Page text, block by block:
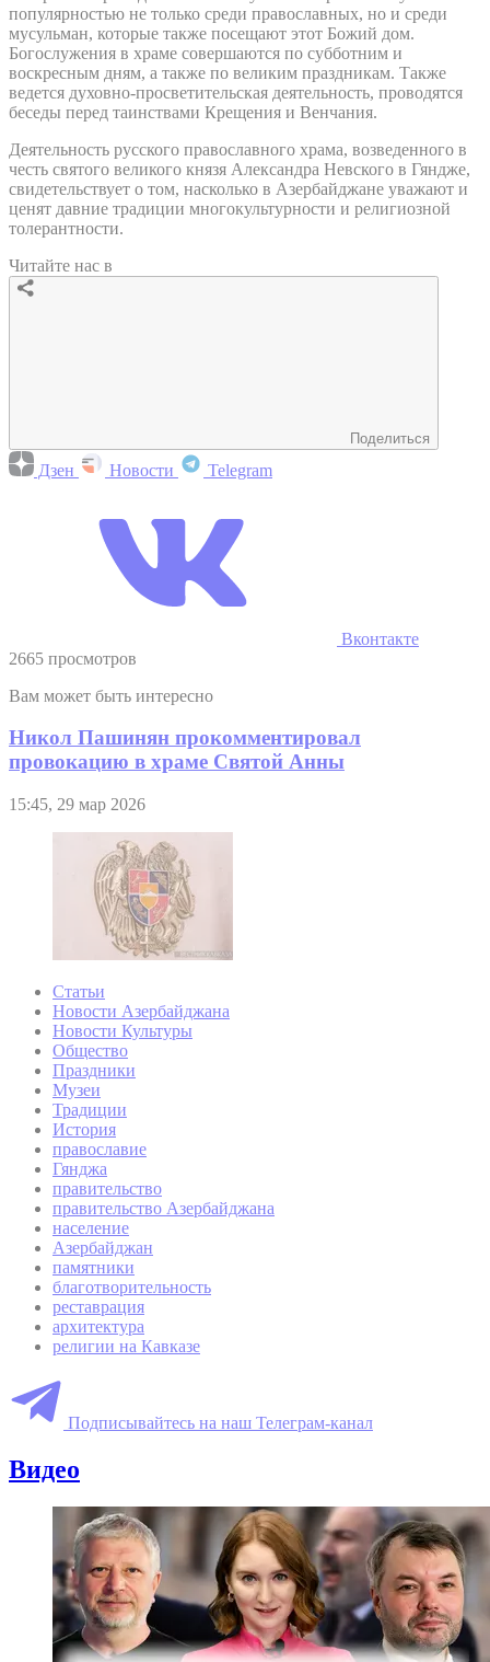
популярностью не только среди православных, но и среди
мусульман, которые также посещают этот Божий дом.
Богослужения в храме совершаются по субботним и
воскресным дням, а также по великим праздникам. Также
ведется духовно-просветительская деятельность, проводятся
беседы перед таинствами Крещения и Венчания.
Деятельность русского православного храма, возведенного в
честь святого великого князя Александра Невского в Гяндже,
свидетельствует о том, насколько в Азербайджане уважают и
ценят давние традиции многокультурности и религиозной
толерантности.
Читайте нас в
Поделиться
Дзен Новости Telegram
Вконтакте
2665 просмотров
Вам может быть интересно
Никол Пашинян прокомментировал
провокацию в храме Святой Анны
15:45, 29 мар 2026
Статьи
Новости Азербайджана
Новости Культуры
Общество
Праздники
Музеи
Традиции
История
православие
Гянджа
правительство
правительство Азербайджана
население
Азербайджан
памятники
благотворительность
реставрация
архитектура
религии на Кавказе
Подписывайтесь на наш Телеграм-канал
Видео